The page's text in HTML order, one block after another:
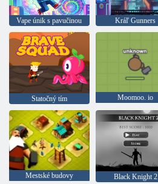
Vape únik s pavučinou Kráľ Gunners
Statočný tím Moomoo. io
Mestské budovy Black Knight 2